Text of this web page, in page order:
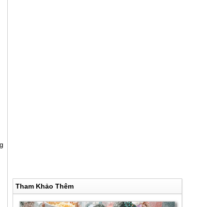
Tham Khảo Thêm